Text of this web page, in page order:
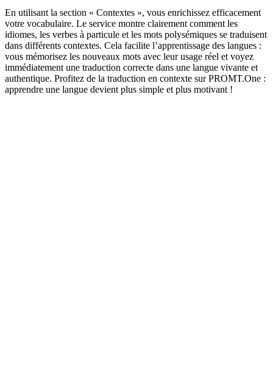
En utilisant la section « Contextes », vous enrichissez efficacement
votre vocabulaire. Le service montre clairement comment les
idiomes, les verbes à particule et les mots polysémiques se traduisent
dans différents contextes. Cela facilite l’apprentissage des langues :
vous mémorisez les nouveaux mots avec leur usage réel et voyez
immédiatement une traduction correcte dans une langue vivante et
authentique. Profitez de la traduction en contexte sur PROMT.One :
apprendre une langue devient plus simple et plus motivant !